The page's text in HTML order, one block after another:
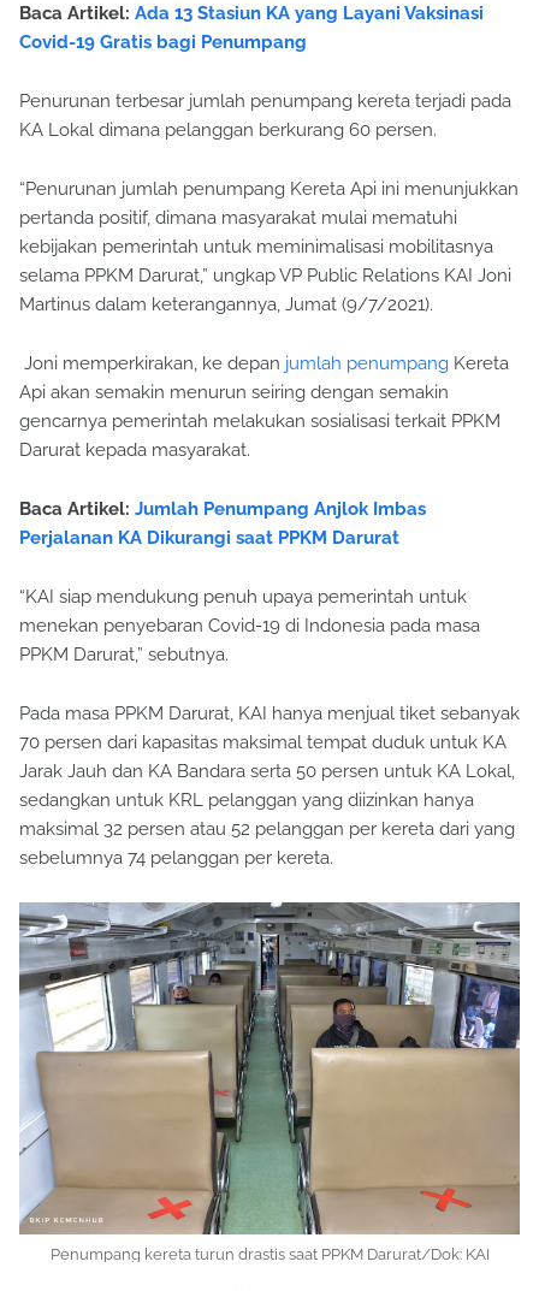
Baca Artikel: Ada 13 Stasiun KA yang Layani Vaksinasi
Covid-19 Gratis bagi Penumpang
Penurunan terbesar jumlah penumpang kereta terjadi pada
KA Lokal dimana pelanggan berkurang 60 persen.
“Penurunan jumlah penumpang Kereta Api ini menunjukkan
pertanda positif, dimana masyarakat mulai mematuhi
kebijakan pemerintah untuk meminimalisasi mobilitasnya
selama PPKM Darurat,” ungkap VP Public Relations KAI Joni
Martinus dalam keterangannya, Jumat (9/7/2021).
Joni memperkirakan, ke depan jumlah penumpang Kereta
Api akan semakin menurun seiring dengan semakin
gencarnya pemerintah melakukan sosialisasi terkait PPKM
Darurat kepada masyarakat.
Baca Artikel: Jumlah Penumpang Anjlok Imbas
Perjalanan KA Dikurangi saat PPKM Darurat
“KAI siap mendukung penuh upaya pemerintah untuk
menekan penyebaran Covid-19 di Indonesia pada masa
PPKM Darurat,” sebutnya.
Pada masa PPKM Darurat, KAI hanya menjual tiket sebanyak
70 persen dari kapasitas maksimal tempat duduk untuk KA
Jarak Jauh dan KA Bandara serta 50 persen untuk KA Lokal,
sedangkan untuk KRL pelanggan yang diizinkan hanya
maksimal 32 persen atau 52 pelanggan per kereta dari yang
sebelumnya 74 pelanggan per kereta.
Penumpang kereta turun drastis saat PPKM Darurat/Dok: KAI